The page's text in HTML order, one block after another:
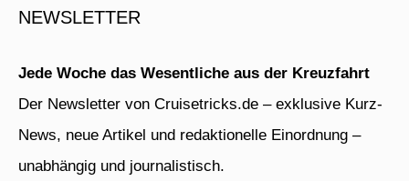
NEWSLETTER
Jede Woche das Wesentliche aus der Kreuzfahrt
Der Newsletter von Cruisetricks.de – exklusive Kurz-
News, neue Artikel und redaktionelle Einordnung –
unabhängig und journalistisch.